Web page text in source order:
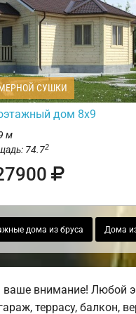
СУШКИ
дом 8х9
м
74.72
дома из бруса Дома
внимание! Любой
террасу, балкон,